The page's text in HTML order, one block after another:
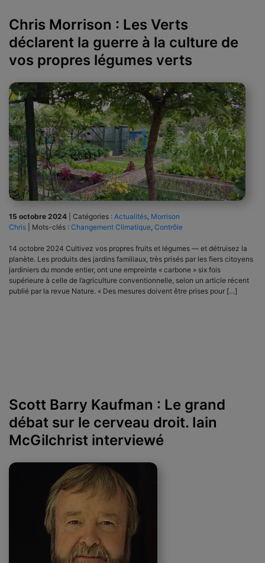
Chris Morrison : Les Verts
déclarent la guerre à la culture de
vos propres légumes verts
15 octobre 2024 Catégories : Actualités, Morrison
Chris
Mots-clés : Changement Climatique, Contrôle
14 octobre 2024 Cultivez vos propres fruits et légumes — et détruisez la
planète. Les produits des jardins familiaux, très prisés par les fiers citoyens
jardiniers du monde entier, ont une empreinte « carbone » six fois
supérieure à celle de l’agriculture conventionnelle, selon un article récent
publié par la revue Nature. « Des mesures doivent être prises pour […]
Scott Barry Kaufman : Le grand
débat sur le cerveau droit. Iain
McGilchrist interviewé